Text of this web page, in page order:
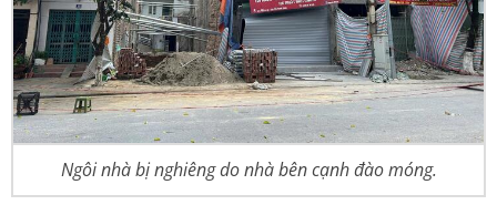
Ngôi nhà bị nghiêng do nhà bên cạnh đào móng.